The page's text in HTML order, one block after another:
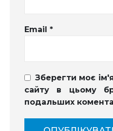
Email *
Зберегти моє
сайту в цьому
подальших